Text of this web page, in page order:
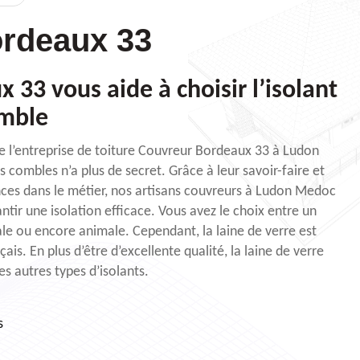
33
33 vous aide à choisir l’isolant
l’entreprise de toiture Couvreur Bordeaux 33 à Ludon
combles n’a plus de secret. Grâce à leur savoir-faire et
dans le métier, nos artisans couvreurs à Ludon Medoc
une isolation efficace. Vous avez le choix entre un
ou encore animale. Cependant, la laine de verre est
En plus d’être d’excellente qualité, la laine de verre
autres types d’isolants.